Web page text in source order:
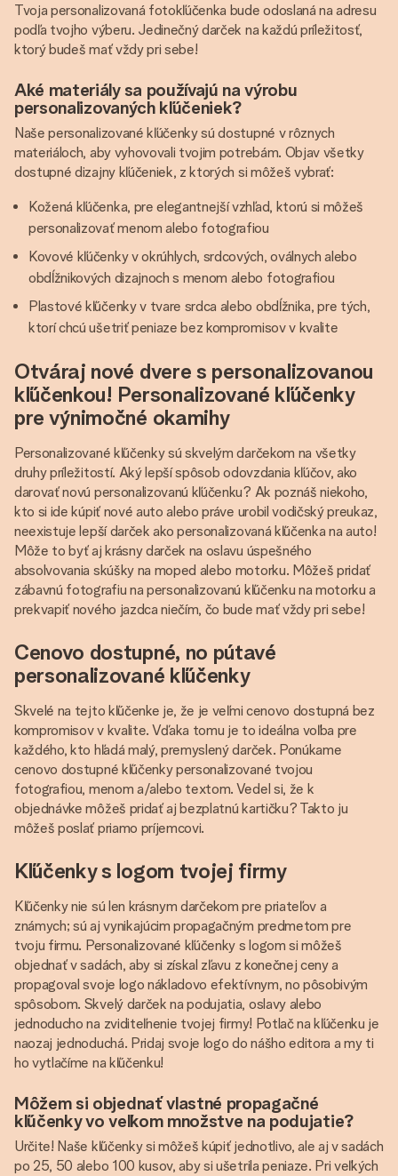
Tvoja personalizovaná fotokľúčenka bude odoslaná na adresu
podľa tvojho výberu. Jedinečný darček na každú príležitosť,
ktorý budeš mať vždy pri sebe!
Aké materiály sa používajú na výrobu
personalizovaných kľúčeniek?
Naše personalizované kľúčenky sú dostupné v rôznych
materiáloch, aby vyhovovali tvojim potrebám. Objav všetky
dostupné dizajny kľúčeniek, z ktorých si môžeš vybrať:
Kožená kľúčenka, pre elegantnejší vzhľad, ktorú si môžeš
personalizovať menom alebo fotografiou
Kovové kľúčenky v okrúhlych, srdcových, oválnych alebo
obdĺžnikových dizajnoch s menom alebo fotografiou
Plastové kľúčenky v tvare srdca alebo obdĺžnika, pre tých,
ktorí chcú ušetriť peniaze bez kompromisov v kvalite
Otváraj nové dvere s personalizovanou
kľúčenkou! Personalizované kľúčenky
pre výnimočné okamihy
Personalizované kľúčenky sú skvelým darčekom na všetky
druhy príležitostí. Aký lepší spôsob odovzdania kľúčov, ako
darovať novú personalizovanú kľúčenku? Ak poznáš niekoho,
kto si ide kúpiť nové auto alebo práve urobil vodičský preukaz,
neexistuje lepší darček ako personalizovaná kľúčenka na auto!
Môže to byť aj krásny darček na oslavu úspešného
absolvovania skúšky na moped alebo motorku. Môžeš pridať
zábavnú fotografiu na personalizovanú kľúčenku na motorku a
prekvapiť nového jazdca niečím, čo bude mať vždy pri sebe!
Cenovo dostupné, no pútavé
personalizované kľúčenky
Skvelé na tejto kľúčenke je, že je veľmi cenovo dostupná bez
kompromisov v kvalite. Vďaka tomu je to ideálna voľba pre
každého, kto hľadá malý, premyslený darček. Ponúkame
cenovo dostupné kľúčenky personalizované tvojou
fotografiou, menom a/alebo textom. Vedel si, že k
objednávke môžeš pridať aj bezplatnú kartičku? Takto ju
môžeš poslať priamo príjemcovi.
Kľúčenky s logom tvojej firmy
Kľúčenky nie sú len krásnym darčekom pre priateľov a
známych; sú aj vynikajúcim propagačným predmetom pre
tvoju firmu. Personalizované kľúčenky s logom si môžeš
objednať v sadách, aby si získal zľavu z konečnej ceny a
propagoval svoje logo nákladovo efektívnym, no pôsobivým
spôsobom. Skvelý darček na podujatia, oslavy alebo
jednoducho na zviditeľnenie tvojej firmy! Potlač na kľúčenku je
naozaj jednoduchá. Pridaj svoje logo do nášho editora a my ti
ho vytlačíme na kľúčenku!
Môžem si objednať vlastné propagačné
kľúčenky vo veľkom množstve na podujatie?
Určite! Naše kľúčenky si môžeš kúpiť jednotlivo, ale aj v sadách
po 25, 50 alebo 100 kusov, aby si ušetrila peniaze. Pri veľkých